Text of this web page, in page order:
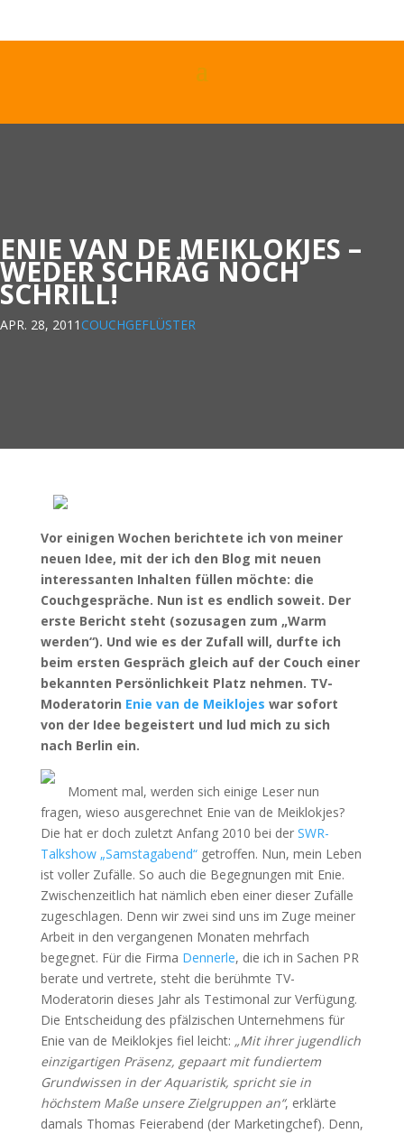
ENIE VAN DE MEIKLOKJES –
WEDER SCHRÄG NOCH
SCHRILL!
APR. 28, 2011 COUCHGEFLÜSTER
Vor einigen Wochen berichtete ich von meiner
neuen Idee, mit der ich den Blog mit neuen
interessanten Inhalten füllen möchte: die
Couchgespräche. Nun ist es endlich soweit. Der
erste Bericht steht (sozusagen zum „Warm
werden“). Und wie es der Zufall will, durfte ich
beim ersten Gespräch gleich auf der Couch einer
bekannten Persönlichkeit Platz nehmen. TV-
Moderatorin Enie van de Meiklojes war sofort
von der Idee begeistert und lud mich zu sich
nach Berlin ein.
Moment mal, werden sich einige Leser nun
fragen, wieso ausgerechnet Enie van de Meiklokjes?
Die hat er doch zuletzt Anfang 2010 bei der SWR-
Talkshow „Samstagabend“getroffen. Nun, mein Leben
ist voller Zufälle. So auch die Begegnungen mit Enie.
Zwischenzeitlich hat nämlich eben einer dieser Zufälle
zugeschlagen. Denn wir zwei sind uns im Zuge meiner
Arbeit in den vergangenen Monaten mehrfach
begegnet. Für die Firma Dennerle, die ich in Sachen PR
berate und vertrete, steht die berühmte TV-
Moderatorin dieses Jahr als Testimonal zur Verfügung.
Die Entscheidung des pfälzischen Unternehmens für
Enie van de Meiklokjes fiel leicht: „Mit ihrer jugendlich
einzigartigen Präsenz, gepaart mit fundiertem
Grundwissen in der Aquaristik, spricht sie in
höchstem Maße unsere Zielgruppen an“, erklärte
damals Thomas Feierabend (der Marketingchef). Denn,